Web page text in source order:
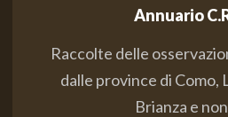
Annuario
Raccolte delle
dalle province di Como,
Brianza e